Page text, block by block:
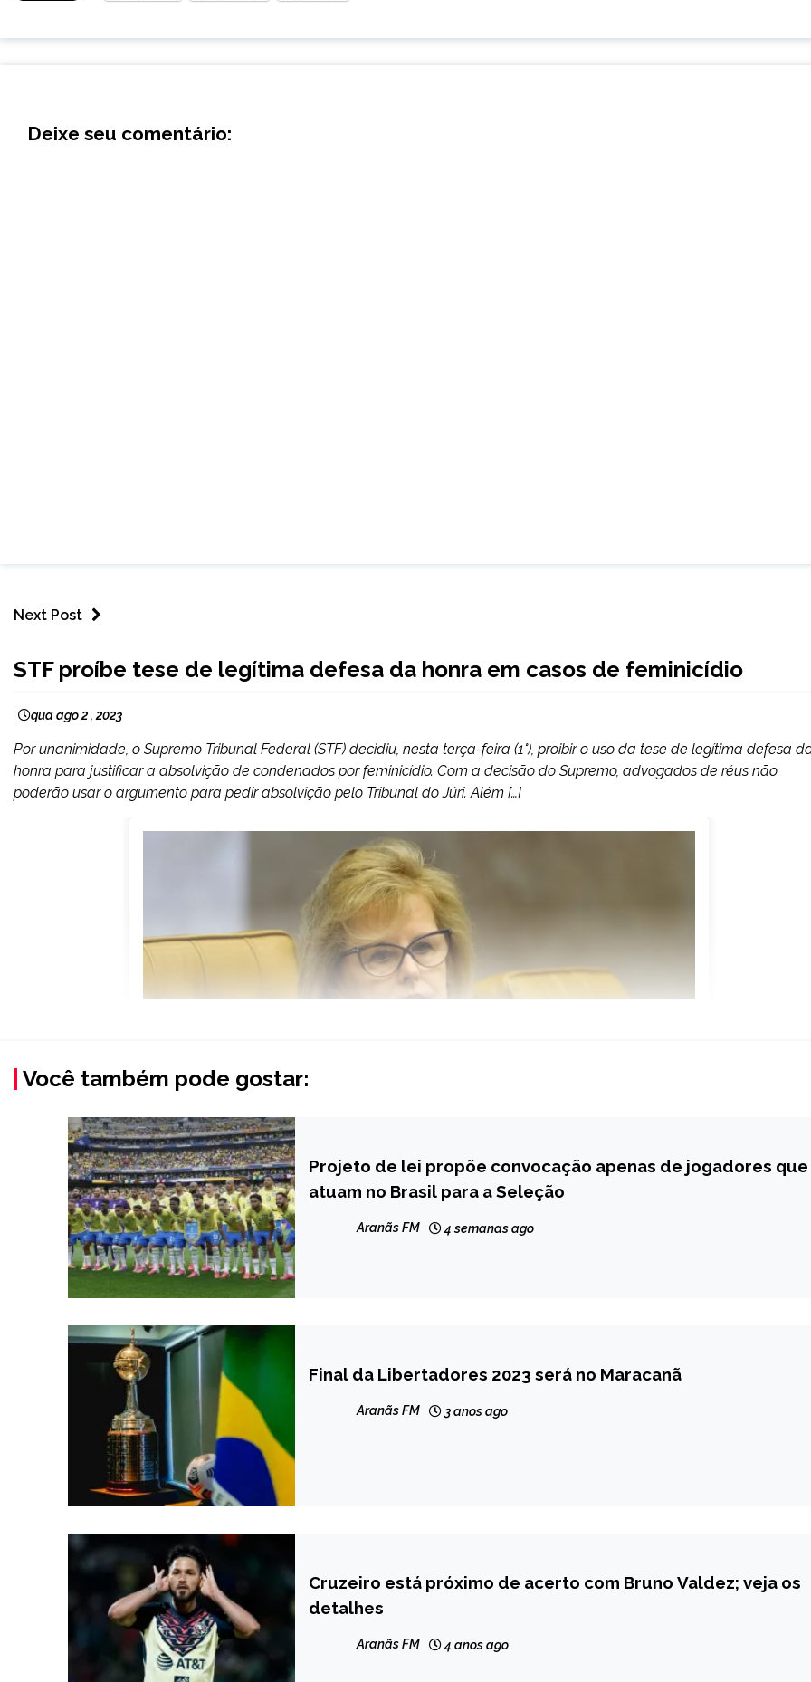
Deixe seu comentário:
Next Post
NOTÍCIAS
STF proíbe tese de legítima defesa da honra em casos de feminicídio
qua ago 2 , 2023
Por unanimidade, o Supremo Tribunal Federal (STF) decidiu, nesta terça-feira (1°), proibir o uso da tese de legítima defesa
honra para justificar a absolvição de condenados por feminicídio. Com a decisão do Supremo, advogados de réus não
poderão usar o argumento para pedir absolvição pelo Tribunal do Júri. Além […]
Você também pode gostar:
BRASIL
ESPORTES
NOTÍCIAS
Projeto de lei propõe convocação apenas de jogadores que
atuam no Brasil para a Seleção
Aranãs FM 4 semanas ago
ESPORTES
Final da Libertadores 2023 será no Maracanã
Aranãs FM 3 anos ago
ESPORTES
Cruzeiro está próximo de acerto com Bruno Valdez; veja os
detalhes
Aranãs FM 4 anos ago